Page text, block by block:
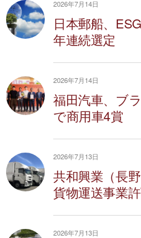
2026年7月14日
日本郵船、
年連続選定
2026年7月14日
福田汽車、ブ
で商用車4賞
2026年7月13日
共和興業（長
貨物運送事業
2026年7月13日